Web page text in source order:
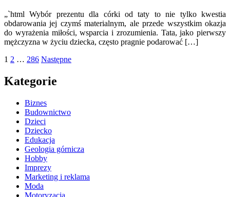
„`html Wybór prezentu dla córki od taty to nie tylko kwestia
obdarowania jej czymś materialnym, ale przede wszystkim okazja
do wyrażenia miłości, wsparcia i zrozumienia. Tata, jako pierwszy
mężczyzna w życiu dziecka, często pragnie podarować […]
Stronicowanie
wpisów
1 2 … 286 Następne
Kategorie
Biznes
Budownictwo
Dzieci
Dziecko
Edukacja
Geologia górnicza
Hobby
Imprezy
Marketing i reklama
Moda
Motoryzacja